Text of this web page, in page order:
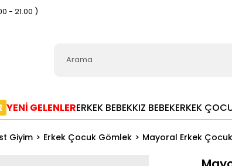
- 21.00 )
YENİ GELENLERERKEK BEBEKKIZ BEBEKERKEK
Giyim Erkek Çocuk Gömlek Mayoral Erkek